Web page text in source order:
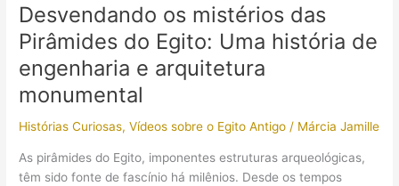
Egito:
Entre
guerras,
conquistas
e
descobertas
Desvendando os mistérios das
Pirâmides do Egito: Uma história de
engenharia e arquitetura
monumental
Histórias Curiosas,Vídeos sobre o Egito Antigo / Márcia Jamille
As pirâmides do Egito, imponentes estruturas arqueológicas,
têm sido fonte de fascínio há milênios. Desde os tempos